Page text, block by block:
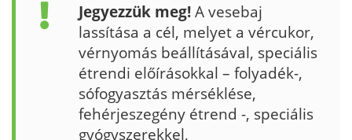
Jegyezzük meg!A vese­baj
lassítása a cél, melyet a vércukor,
vérnyomás beállításával, speciális
étrendi előírásokkal – folyadék-,
sófogyasztás mérséklése,
fehérjesze­gény étrend -, speciális
gyógyszerekkel,